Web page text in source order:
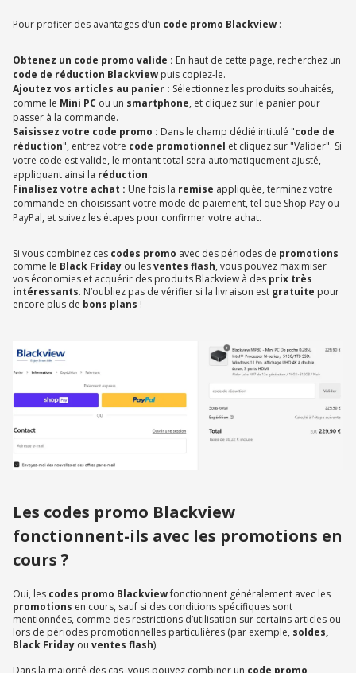
Pour profiter des avantages d’un code promo Blackview :
Obtenez un code promo valide : En haut de cette page, recherchez un
code de réduction Blackview puis copiez-le.
Ajoutez vos articles au panier : Sélectionnez les produits souhaités,
comme le Mini PC ou un smartphone, et cliquez sur le panier pour
passer à la commande.
Saisissez votre code promo : Dans le champ dédié intitulé "code de
réduction", entrez votre code promotionnel et cliquez sur "Valider". Si
votre code est valide, le montant total sera automatiquement ajusté,
appliquant ainsi la réduction.
Finalisez votre achat : Une fois la remise appliquée, terminez votre
commande en choisissant votre mode de paiement, tel que Shop Pay ou
PayPal, et suivez les étapes pour confirmer votre achat.
Si vous combinez ces codes promo avec des périodes de promotions
comme le Black Friday ou lesventes flash, vous pouvez maximiser
vos économies et acquérir des produits Blackview à des prix très
intéressants. N’oubliez pas de vérifier si la livraison est gratuite pour
encore plus de bons plans !
Les codes promo Blackview
fonctionnent-ils avec les promotions en
cours ?
Oui, les codes promo Blackviewfonctionnent généralement avec les
promotions en cours, sauf si des conditions spécifiques sont
mentionnées, comme des restrictions d’utilisation sur certains articles ou
lors de périodes promotionnelles particulières (par exemple, soldes,
Black Friday ou ventes flash).
Dans la majorité des cas, vous pouvez combiner un code promo